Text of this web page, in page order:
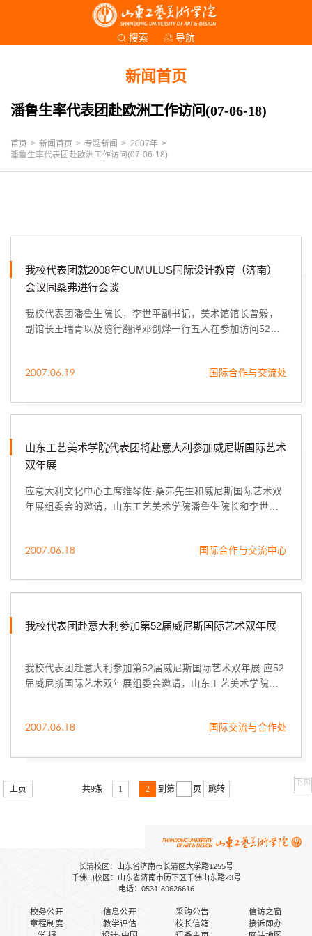
搜索 导航
新闻首页
潘鲁生率代表团赴欧洲工作访问(07-06-18)
首页 > 新闻首页 > 专题新闻 > 2007年 >
潘鲁生率代表团赴欧洲工作访问(07-06-18)
我校代表团就2008年CUMULUS国际设计教育（济南）
会议同桑弗进行会谈
我校代表团潘鲁生院长，李世平副书记，美术馆馆长曾毅，
副馆长王瑞青以及随行翻译邓剑烨一行五人在参加访问52届
2007.06.19 国际合作与交流处
山东工艺美术学院代表团将赴意大利参加威尼斯国际艺术
双年展
应意大利文化中心主席维琴佐·桑弗先生和威尼斯国际艺术双
年展组委会的邀请，山东工艺美术学院潘鲁生院长和李世平
2007.06.18 国际合作与交流中心
我校代表团赴意大利参加第52届威尼斯国际艺术双年展
我校代表团赴意大利参加第52届威尼斯国际艺术双年展 应52
届威尼斯国际艺术双年展组委会邀请，山东工艺美术学院代
2007.06.18 国际交流与合作处
共9条
上页 1 2
下页
到第
页 跳转
长清校区：山东省济南市长清区大学路1255号
千佛山校区：山东省济南市历下区千佛山东路23号
电话：0531-89626616
校务公开 信息公开 采购公告
信访之窗
章程制度
教学评估 校长信箱
接诉即办